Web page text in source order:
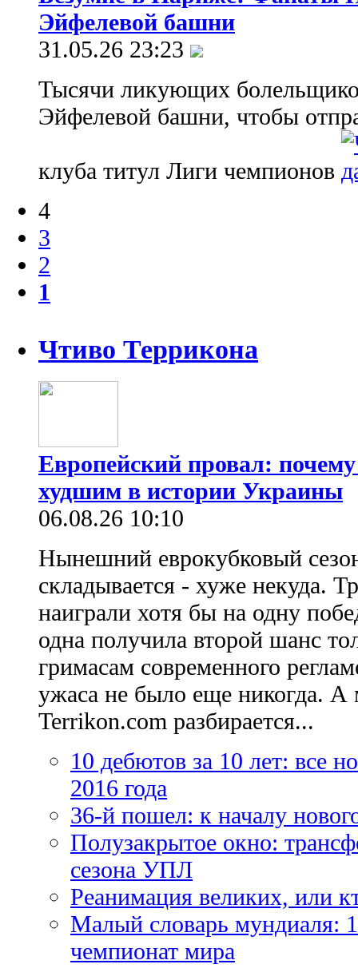
Эйфелевой башни
31.05.26 23:23
Тысячи ликующих
Эйфелевой башни, чтобы
клуба титул Лиги чемпионов
4
3
2
1
Чтиво Террикона
Европейский провал:
худшим в истории Украины
06.08.26 10:10
Нынешний еврокубковый
складывается - хуже некуда.
наиграли хотя бы на одну
одна получила второй шанс
гримасам современного
ужаса не было еще никогда. А
Terrikon.com разбирается...
10 дебютов за 10 лет: все
2016 года
36-й пошел: к началу
Полузакрытое окно:
сезона УПЛ
Реанимация великих, или
Малый словарь мундиаля:
чемпионат мира